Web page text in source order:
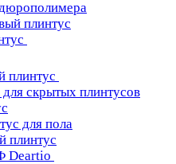
плинтус
плинтус
для скрытых плинтусов
для пола
плинтус
Deartio